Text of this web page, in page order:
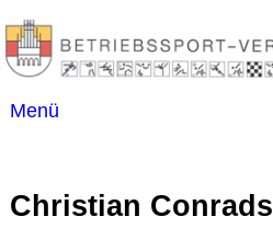
Menü
Kontakt
Christian Conrads